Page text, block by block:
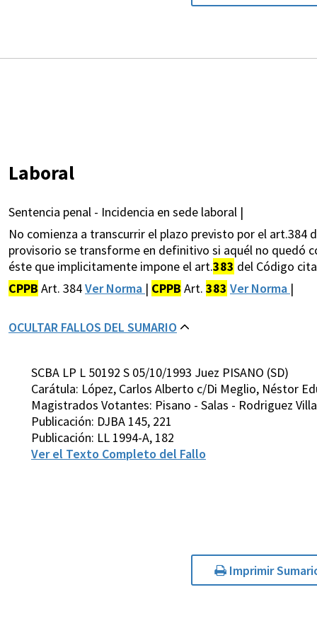
Laboral
Sentencia penal - Incidencia en sede laboral |
No comienza a transcurrir el plazo previsto por el art.384
provisorio se transforme en definitivo si aquél no quedó
éste que implicitamente impone el art.383 del Código
CPPB Art. 384Ver Norma | CPPB Art. 383 Ver Norma |
OCULTAR FALLOS DEL SUMARIO
SCBA LP L 50192 S 05/10/1993 Juez PISANO (SD)
Carátula: López, Carlos Alberto c/Di Meglio, Néstor
Magistrados Votantes: Pisano - Salas - Rodriguez
Publicación: DJBA 145, 221
Publicación: LL 1994-A, 182
Ver el Texto Completo del Fallo
Imprimir